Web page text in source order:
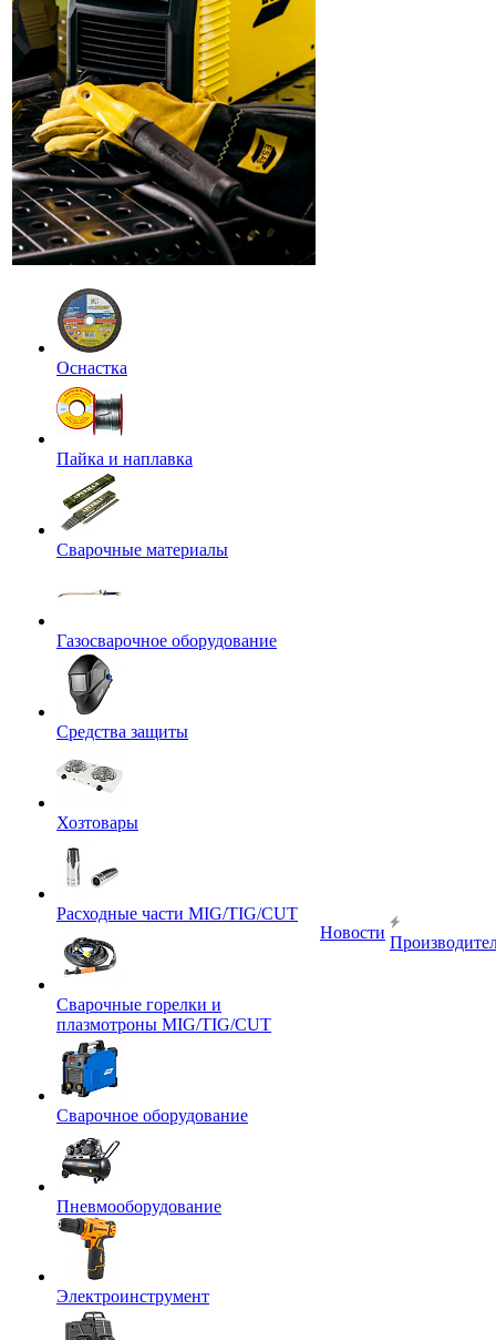
Оснастка
Пайка и наплавка
Сварочные материалы
Газосварочное оборудование
Средства защиты
Хозтовары
Расходные части MIG/TIG/CUT
Сварочные горелки и
плазмотроны MIG/TIG/CUT
Сварочное оборудование
Пневмооборудование
Электроинструмент
Новости